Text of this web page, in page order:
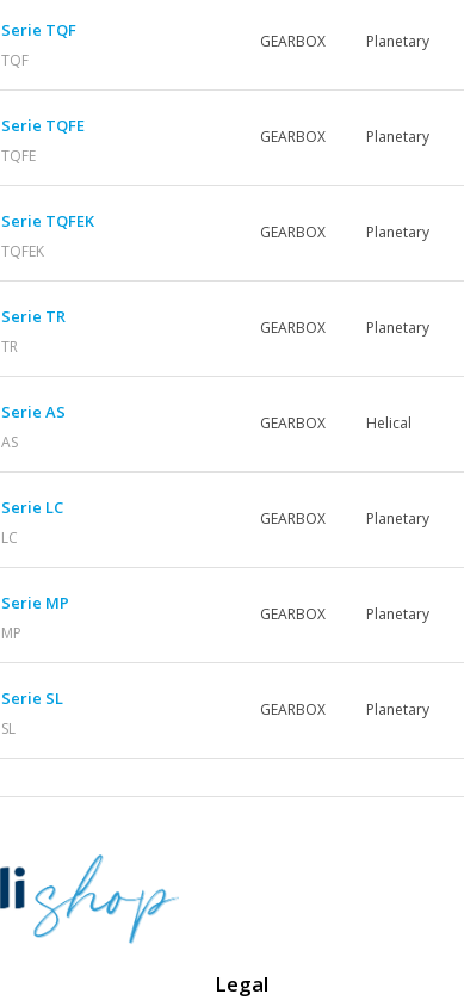
Serie TQF
TQF
GEARBOX Planetary
Serie TQFE
TQFE
GEARBOX Planetary
Serie TQFEK
TQFEK
GEARBOX Planetary
Serie TR
TR
GEARBOX Planetary
Serie AS
AS
GEARBOX Helical
Serie LC
LC
GEARBOX Planetary
Serie MP
MP
GEARBOX Planetary
Serie SL
SL
GEARBOX Planetary
Legal